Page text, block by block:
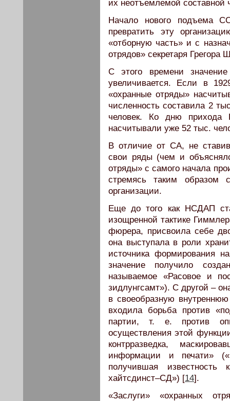
их неотъемлемой составной
Начало нового подъема
превратить эту
«отборную часть» и с
отрядов» секретаря Грегора
С этого времени
увеличивается. Если в
«охранные отряды»
численность составила 2
человек. Ко дню прихода
насчитывали уже 52 тыс.
В отличие от СА, не
свои ряды (чем и
отряды» с самого начала
стремясь таким образом
организации.
Еще до того как НСДАП
изощренной тактике
фюрера, присвоила себе
она выступала в роли
источника формирования
значение получило
называемое «Расовое и
зидлунгсамт»). С другой –
в своеобразную
входила борьба против
партии, т. е. против
осуществления этой
контрразведка,
информации и печати»
получившая известность
хайтсдинст–СД») [14].
«Заслуги» «охранных